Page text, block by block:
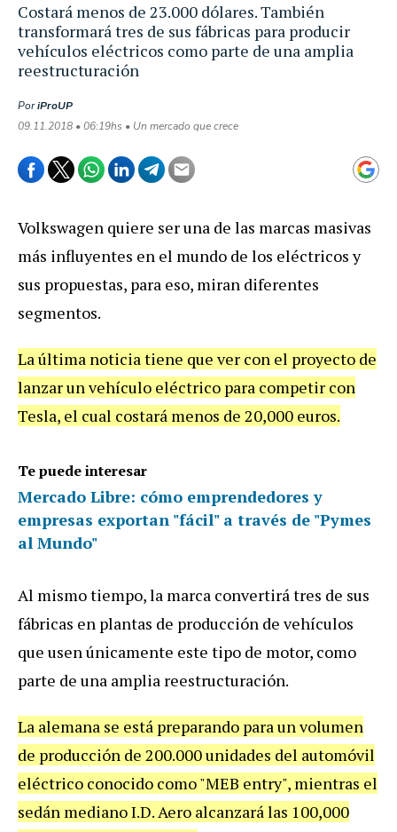
Costará menos de 23.000 dólares. También
transformará tres de sus fábricas para producir
vehículos eléctricos como parte de una amplia
reestructuración
PoriProUP
09.11.2018 • 06:19hs • Un mercado que crece
Volkswagen quiere ser una de las marcas masivas
más influyentes en el mundo de los eléctricos y
sus propuestas, para eso, miran diferentes
segmentos.
La última noticia tiene que ver con el proyecto de
lanzar un vehículo eléctrico para competir con
Tesla, el cual costará menos de 20,000 euros.
Te puede interesar
Mercado Libre: cómo emprendedores y
empresas exportan "fácil" a través de "Pymes
al Mundo"
Al mismo tiempo, la marca convertirá tres de sus
fábricas en plantas de producción de vehículos
que usen únicamente este tipo de motor, como
parte de una amplia reestructuración.
La alemana se está preparando para un volumen
de producción de 200.000 unidades del automóvil
eléctrico conocido como "MEB entry", mientras el
sedán mediano I.D. Aero alcanzará las 100,000